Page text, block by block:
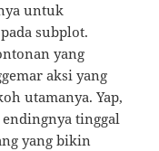
untuk
subplot.
yang
aksi yang
utamanya. Yap,
tinggal
yang bikin